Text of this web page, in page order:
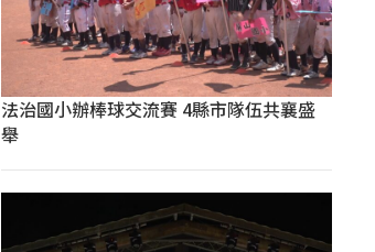
法治國小辦棒球交流賽 4縣市隊伍共襄盛
舉